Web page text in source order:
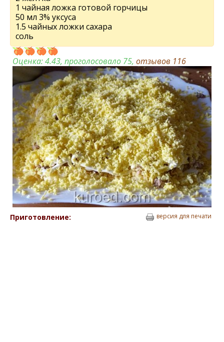
1 чайная ложка готовой горчицы
50 мл 3% уксуса
1.5 чайных ложки сахара
соль
Оценка:4.43, проголосовало 75, отзывов 116
Приготовление: версия для печати